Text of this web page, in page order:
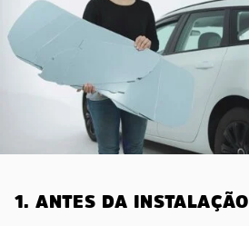
1. ANTES DA INSTALAÇÃO